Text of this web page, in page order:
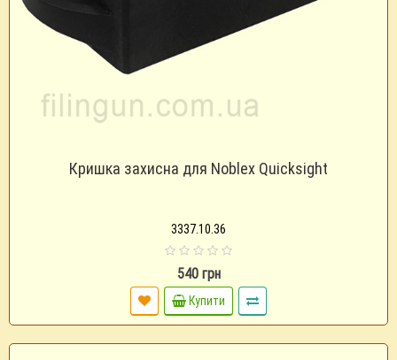
Кришка захисна для Noblex Quicksight
3337.10.36
540 грн
Купити